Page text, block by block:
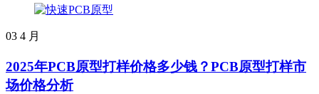
03 4 月
2025年PCB原型打样价格多少钱？PCB原型打样市
场价格分析